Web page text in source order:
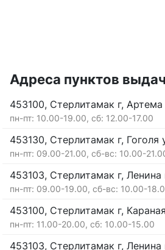
Адреса пунктов
453100, Стерлитамак г, Артема
пн-пт: 10.00-19.00, сб: 12.00-17.00
453130, Стерлитамак г, Гоголя
пн-пт: 09.00-21.00, сб-вс: 10.00-
453103, Стерлитамак г, Ленина
пн-пт: 09.00-19.00, сб-вс: 10.00-
453100, Стерлитамак г,
пн-пт: 11.00-20.00, сб: 10.00-15.00
453103, Стерлитамак г, Ленина